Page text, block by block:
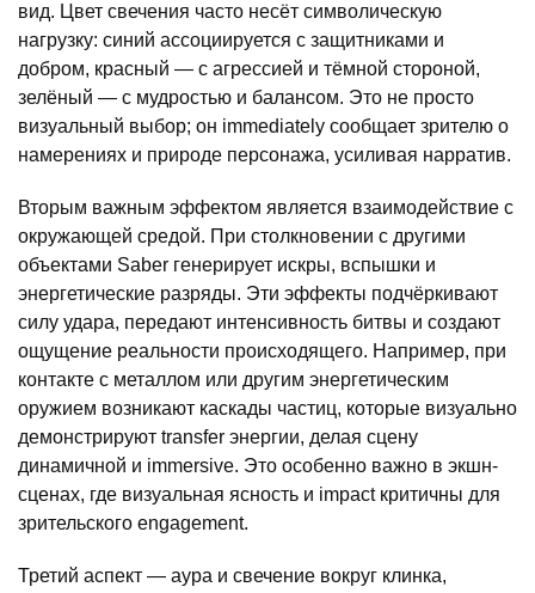
вид. Цвет свечения часто несёт символическую
нагрузку: синий ассоциируется с защитниками и
добром, красный — с агрессией и тёмной стороной,
зелёный — с мудростью и балансом. Это не просто
визуальный выбор; он immediately сообщает зрителю о
намерениях и природе персонажа, усиливая нарратив.
Вторым важным эффектом является взаимодействие с
окружающей средой. При столкновении с другими
объектами Saber генерирует искры, вспышки и
энергетические разряды. Эти эффекты подчёркивают
силу удара, передают интенсивность битвы и создают
ощущение реальности происходящего. Например, при
контакте с металлом или другим энергетическим
оружием возникают каскады частиц, которые визуально
демонстрируют transfer энергии, делая сцену
динамичной и immersive. Это особенно важно в экшн-
сценах, где визуальная ясность и impact критичны для
зрительского engagement.
Третий аспект — аура и свечение вокруг клинка,